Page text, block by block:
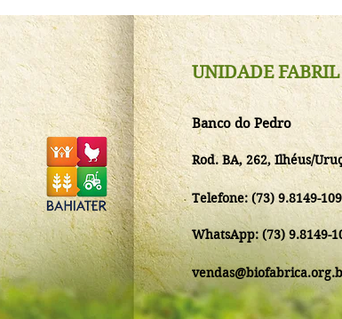
abre capacitação técnica em
Produção de Mudas de
Cacau
reuniu
selou
UNIDADE FABRIL
Banco do Pedro
Rod. BA, 262, Ilhéus/
Telefone: (73) 9.8149-
WhatsApp: (73) 9.8149-